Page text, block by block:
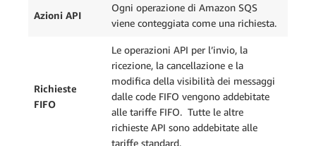
Azioni API
Ogni operazione di Amazon SQS
viene conteggiata come una richiesta.
Richieste
FIFO
Le operazioni API per l’invio, la
ricezione, la cancellazione e la
modifica della visibilità dei messaggi
dalle code FIFO vengono addebitate
alle tariffe FIFO. Tutte le altre
richieste API sono addebitate alle
tariffe standard.